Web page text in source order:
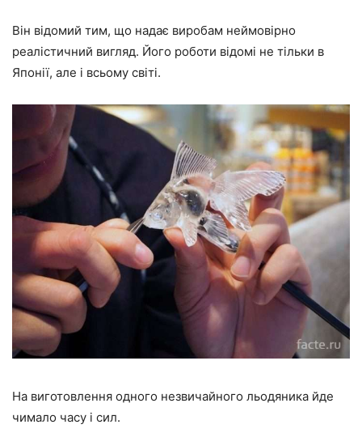
Він відомий тим, що надає виробам неймовірно
реалістичний вигляд. Його роботи відомі не тільки в
Японії, але і всьому світі.
На виготовлення одного незвичайного льодяника йде
чимало часу і сил.